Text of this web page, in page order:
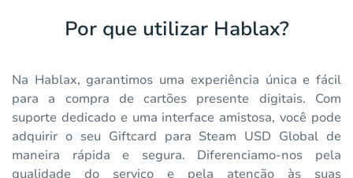
Por que utilizar Hablax?
Na Hablax, garantimos uma experiência única e fácil
para a compra de cartões presente digitais. Com
suporte dedicado e uma interface amistosa, você pode
adquirir o seu Giftcard para Steam USD Global de
maneira rápida e segura. Diferenciamo-nos pela
qualidade do serviço e pela atenção às suas